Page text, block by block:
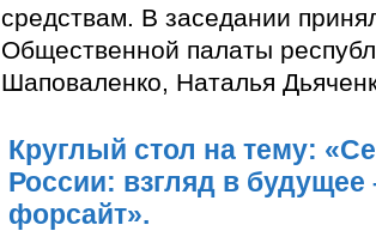
средствам. В заседании
Общественной палаты
Шаповаленко, Наталья
Круглый стол на тему:
России: взгляд в
форсайт».